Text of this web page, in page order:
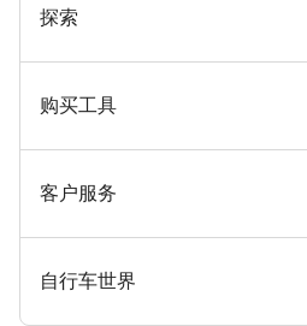
奖项
在 Canyon 工作
Canyon 新闻发布室
条款和条件
探索
新闻和故事
提示和建议
Canyon Home Koblenz
购买工具
找到您梦寐以求的 Canyon 自行车
现货自行车
客户服务
支持中心
自行车世界